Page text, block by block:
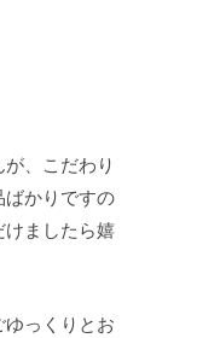
、こだわり
ばかりですの
けましたら嬉
っくりとお